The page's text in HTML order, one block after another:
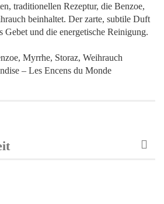
traditionellen Rezeptur, die Benzoe,
beinhaltet. Der zarte, subtile Duft
Gebet und die energetische Reinigung.
Myrrhe, Storaz, Weihrauch
– Les Encens du Monde